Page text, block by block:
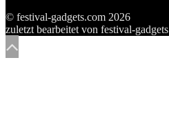
© festival-gadgets.com 2026
zuletzt bearbeitet von festival-gadgets